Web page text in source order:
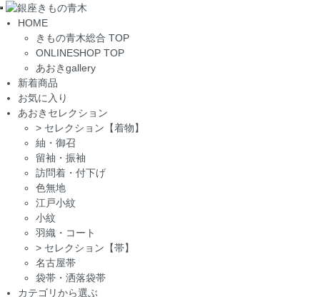
Toggle
navigation
HOME
きもの青木総合 TOP
ONLINESHOP TOP
あおきgallery
新着商品
お気に入り
あおきセレクション
> セレクション【着物】
紬・御召
留袖・振袖
訪問着・付下げ
色無地
江戸小紋
小紋
羽織・コート
> セレクション【帯】
名古屋帯
袋帯・洒落袋帯
カテゴリから選ぶ